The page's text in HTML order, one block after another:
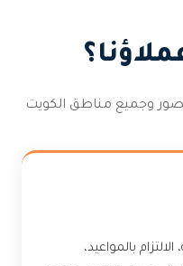
بالمواعيد،